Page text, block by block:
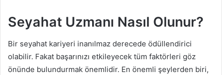
Seyahat Uzmanı Nasıl Olunur?
Bir seyahat kariyeri inanılmaz derecede ödüllendirici
olabilir. Fakat başarınızı etkileyecek tüm faktörleri göz
önünde bulundurmak önemlidir. En önemli şeylerden biri,